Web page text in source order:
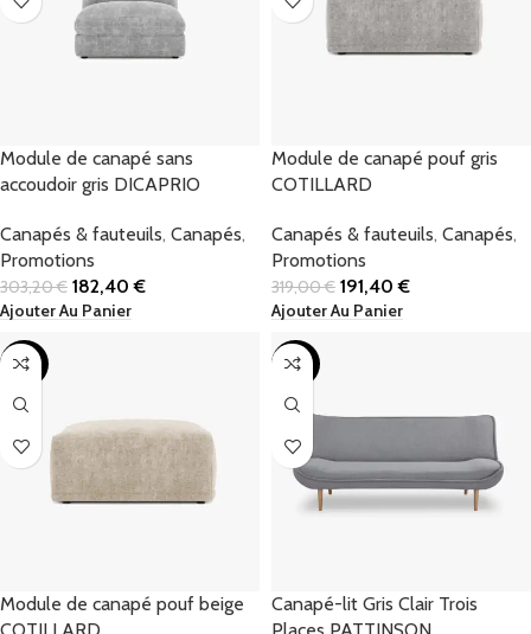
Module de canapé sans
accoudoir gris DICAPRIO
Canapés & fauteuils, Canapés,
Promotions
303,20€ 182,40€
Ajouter Au Panier
Module de canapé pouf gris
COTILLARD
Canapés & fauteuils, Canapés,
Promotions
319,00€ 191,40€
Ajouter Au Panier
-40%
Module de canapé pouf beige
-40%
Canapé-lit Gris Clair Trois